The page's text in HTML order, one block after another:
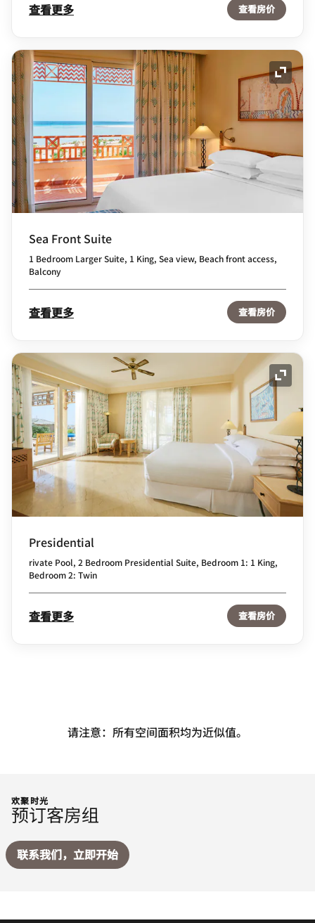
查看更多 查看房价
展开
Sea Front Suite
1 Bedroom Larger Suite, 1 King, Sea view, Beach front access,
Balcony
查看更多 查看房价
展开
Presidential
rivate Pool, 2 Bedroom Presidential Suite, Bedroom 1: 1 King,
Bedroom 2: Twin
查看更多 查看房价
请注意：所有空间面积均为近似值。
欢聚时光
预订客房组
联系我们，立即开始